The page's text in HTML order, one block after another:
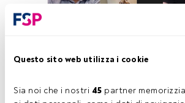
Questo sito web utilizza i cookie
Sia noi che i nostri 45 partner
Tempo di lettura: 1 min.